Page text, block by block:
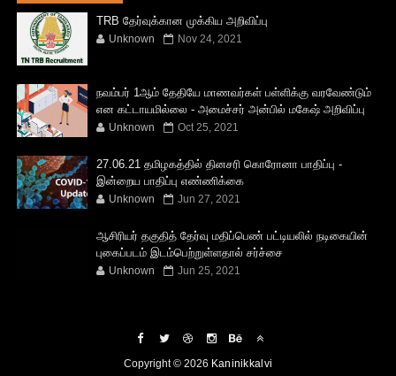
TRB தேர்வுக்கான முக்கிய அறிவிப்பு
Unknown Nov 24, 2021
நவம்பர் 1ஆம் தேதியே மாணவர்கள் பள்ளிக்கு வரவேண்டும்
என கட்டாயமில்லை - அமைச்சர் அன்பில் மகேஷ் அறிவிப்பு
Unknown Oct 25, 2021
27.06.21 தமிழகத்தில் தினசரி கொரோனா பாதிப்பு -
இன்றைய பாதிப்பு எண்ணிக்கை
Unknown Jun 27, 2021
ஆசிரியர் தகுதித் தேர்வு மதிப்பெண் பட்டியலில் நடிகையின்
புகைப்படம் இடம்பெற்றுள்ளதால் சர்ச்சை
Unknown Jun 25, 2021
Copyright © 2026 Kaninikkalvi